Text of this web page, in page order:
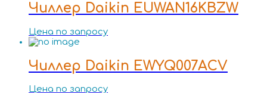
Чиллер Daikin EUWAN16KBZW
Цена по запросу
Чиллер Daikin EWYQ007ACV
Цена по запросу